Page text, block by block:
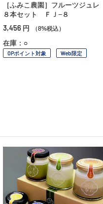
［ふみこ農園］フルーツジュレ
８本セット ＦＪ−８
3,456 円 （8%税込）
在庫：○
OPポイント対象 Web限定